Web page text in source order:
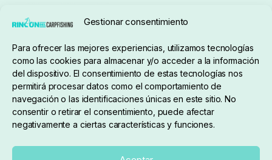
Gestionar consentimiento
Para ofrecer las mejores experiencias, utilizamos tecnologías
como las cookies para almacenar y/o acceder a la información
del dispositivo. El consentimiento de estas tecnologías nos
permitirá procesar datos como el comportamiento de
navegación o las identificaciones únicas en este sitio. No
consentir o retirar el consentimiento, puede afectar
negativamente a ciertas características y funciones.
Sobre nosotros